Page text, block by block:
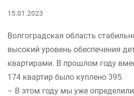
15.01.2023
Волгоградская область
высокий уровень обеспечения
квартирами. В прошлом году
174 квартир было куплено 395.
– В этом году мы уже